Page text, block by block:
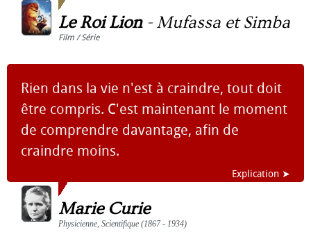
Le Roi Lion- Mufassa et Simba
Film / Série
Rien dans la vie n'est à craindre, tout doit
être compris. C'est maintenant le moment
de comprendre davantage, afin de
craindre moins.
Explication ➤
Marie Curie
Physicienne, Scientifique (1867 - 1934)